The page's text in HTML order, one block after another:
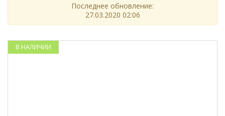
Последнее обновление:
27.03.2020 02:06
В НАЛИЧИИ